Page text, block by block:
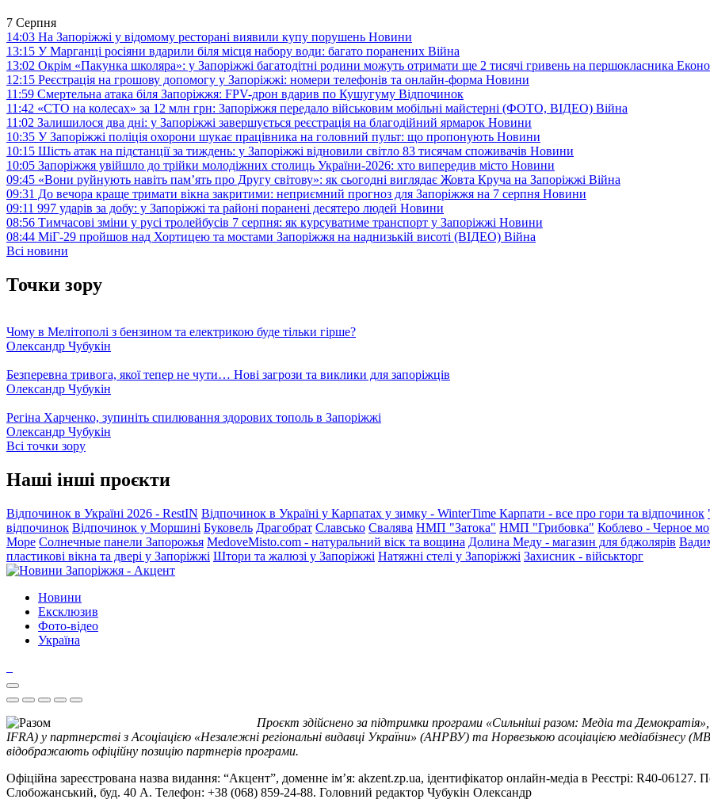
7 Серпня
14:03 На Запоріжжі у відомому ресторані виявили купу порушень Новини
13:15 У Марганці росіяни вдарили біля місця набору води: багато поранених Війна
13:02 Окрім «Пакунка школяра»: у Запоріжжі багатодітні родини можуть отримати ще 2 тисячі гривень на першокласника
12:15 Реєстрація на грошову допомогу у Запоріжжі: номери телефонів та онлайн-форма Новини
11:59 Смертельна атака біля Запоріжжя: FPV-дрон вдарив по Кушугуму Відпочинок
11:42 «СТО на колесах» за 12 млн грн: Запоріжжя передало військовим мобільні майстерні (ФОТО, ВІДЕО) Війна
11:02 Залишилося два дні: у Запоріжжі завершується реєстрація на благодійний ярмарок Новини
10:35 У Запоріжжі поліція охорони шукає працівника на головний пульт: що пропонують Новини
10:15 Шість атак на підстанції за тиждень: у Запоріжжі відновили світло 83 тисячам споживачів Новини
10:05 Запоріжжя увійшло до трійки молодіжних столиць України-2026: хто випередив місто Новини
09:45 «Вони руйнують навіть пам’ять про Другу світову»: як сьогодні виглядає Жовта Круча на Запоріжжі Війна
09:31 До вечора краще тримати вікна закритими: неприємний прогноз для Запоріжжя на 7 серпня Новини
09:11 997 ударів за добу: у Запоріжжі та районі поранені десятеро людей Новини
08:56 Тимчасові зміни у русі тролейбусів 7 серпня: як курсуватиме транспорт у Запоріжжі Новини
08:44 МіГ-29 пройшов над Хортицею та мостами Запоріжжя на наднизькій висоті (ВІДЕО) Війна
Всі новини
Точки зору
Чому в Мелітополі з бензином та електрикою буде тільки гірше?
Олександр Чубукін
Безперевна тривога, якої тепер не чути… Нові загрози та виклики для запоріжців
Олександр Чубукін
Регіна Харченко, зупиніть спилювання здорових тополь в Запоріжжі
Олександр Чубукін
Всі точки зору
Наші інші проєкти
Відпочинок в Україні 2026 - RestIN Відпочинок в Україні у Карпатах у зимку - WinterTime Карпати - все про гори та відпочинок
відпочинок Відпочинок у Моршині Буковель Драгобрат Славсько Свалява НМП "Затока" НМП "Грибовка" Коблево - Черное
Море Солнечные панели Запорожья MedoveMisto.com - натуральний віск та вощина Долина Меду - магазин для бджолярів
пластикові вікна та двері у Запоріжжі Штори та жалюзі у Запоріжжі Натяжні стелі у Запоріжжі Захисник - військторг
Новини
Ексклюзив
Фото-відео
Україна
Проєкт здійснено за підтримки програми «Сильніші разом: Медіа та
IFRA) у партнерстві з Асоціацією «Незалежні регіональні видавці України» (АНРВУ) та Норвезькою асоціацією медіабізнесу
відображають офіційну позицію партнерів програми.
Офіційна зареєстрована назва видання: “Акцент”, доменне ім’я: akzent.zp.ua, ідентифікатор онлайн-медіа в Реєстрі: R40-
Слобожанський, буд. 40 А. Телефон: +38 (068) 859-24-88. Головний редактор Чубукін Олександр